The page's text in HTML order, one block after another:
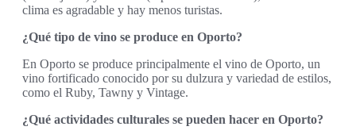
clima es agradable y hay menos turistas.
¿Qué tipo de vino se produce en Oporto?
En Oporto se produce principalmente el vino de Oporto, un
vino fortificado conocido por su dulzura y variedad de estilos,
como el Ruby, Tawny y Vintage.
¿Qué actividades culturales se pueden hacer en Oporto?